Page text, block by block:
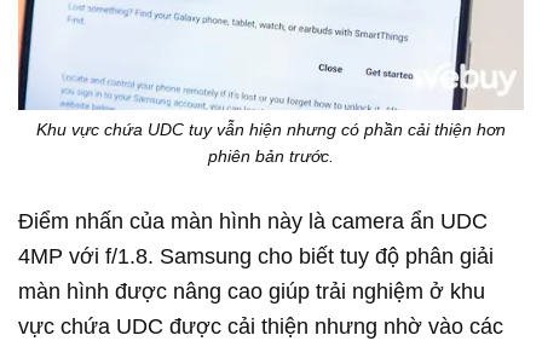
Khu vực chứa UDC tuy vẫn hiện nhưng có phần cải thiện hơn
phiên bản trước.
Điểm nhấn của màn hình này là camera ẩn UDC
4MP với f/1.8. Samsung cho biết tuy độ phân giải
màn hình được nâng cao giúp trải nghiệm ở khu
vực chứa UDC được cải thiện nhưng nhờ vào các